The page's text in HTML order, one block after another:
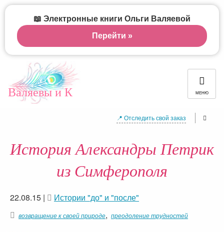
Валяевы и К МЕНЮ
📍 Отследить свой заказ
История Александры Петрик
из Симферополя
22.08.15 | Истории "до" и "после"
возвращение к своей природе, преодоление трудностей
📖 Электронные книги Ольги Валяевой
Перейти »